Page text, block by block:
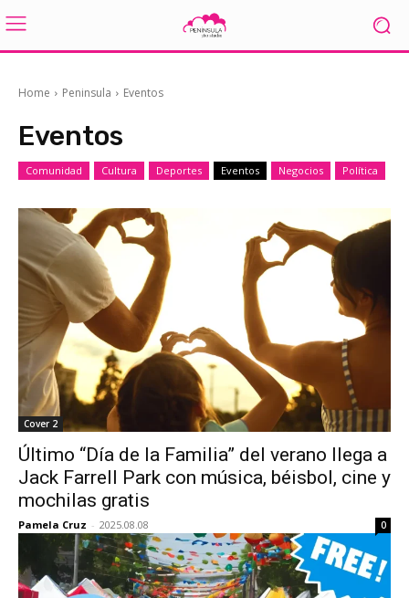
Home Peninsula Eventos
Eventos
Comunidad Cultura Deportes Eventos Negocios Política
Cover 2
Último “Día de la Familia” del verano llega a
Jack Farrell Park con música, béisbol, cine y
mochilas gratis
Pamela Cruz - 2025.08.08 0